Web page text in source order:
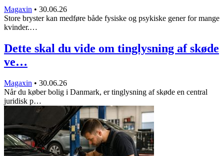
Magaxin • 30.06.26
Store bryster kan medføre både fysiske og psykiske gener for mange
kvinder.…
Dette skal du vide om tinglysning af skøde
ve…
Magaxin • 30.06.26
Når du køber bolig i Danmark, er tinglysning af skøde en central
juridisk p…